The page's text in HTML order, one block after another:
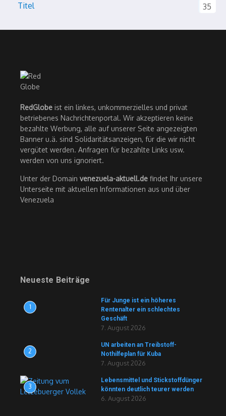
Titel
35
RedGlobe ist ein linkes, unkommerzielles und privat
betriebenes Nachrichtenportal. Wir akzeptieren keine
bezahlte Werbung, alle auf unserer Seite angezeigten
Banner u.ä. sind Solidaritätsanzeigen, für die wir nicht
vergütet werden. Anfragen für bezahlte Links usw.
werden von uns ignoriert.
Unter der Domain venezuela-aktuell.de findet Ihr unsere
Unterseite mit aktuellen Informationen aus und über
Venezuela
Neueste Beiträge
1
Für Junge ist ein höheres
Rentenalter ein schlechtes
Geschäft
7. August 2026
2
UN arbeiten an Treibstoff-
Nothilfeplan für Kuba
7. August 2026
3
Lebensmittel und Stickstoffdünger
könnten deutlich teurer werden
6. August 2026